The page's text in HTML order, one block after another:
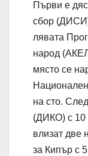
Първи е
сбор (ДИСИ)
лявата
народ
място се
на сто.
(ДИКО) с 10
влизат две
за Кипър с